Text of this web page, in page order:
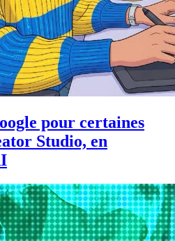
pour certaines
Studio, en